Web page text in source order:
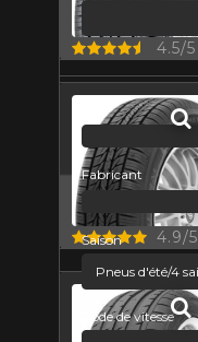
Aperçu 4.5/5
Aperçu 4.9/5
Fabricant
Saison
Code de vitesse